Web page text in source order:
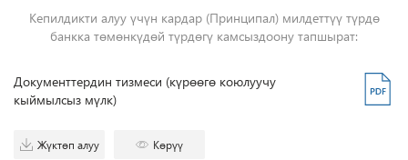
Кепилдикти алуу үчүн кардар (Принципал) милдеттүү түрдө
банкка төмөнкүдөй түрдөгү камсыздоону тапшырат:
Документтердин тизмеси (күрөөгө коюлуучу
кыймылсыз мүлк)
Жүктөп алуу Көрүү